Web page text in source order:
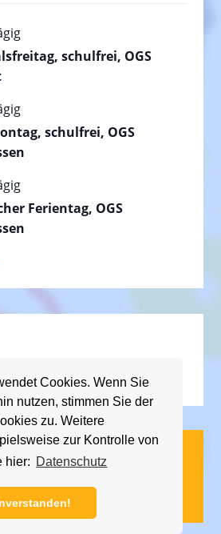
Cookies. Wenn Sie
nutzen, stimmen Sie der
zu. Weitere
zur Kontrolle von
hier: Datenschutz
schulfrei, OGS
schulfrei, OGS
Ferientag, OGS
|Datenschutz